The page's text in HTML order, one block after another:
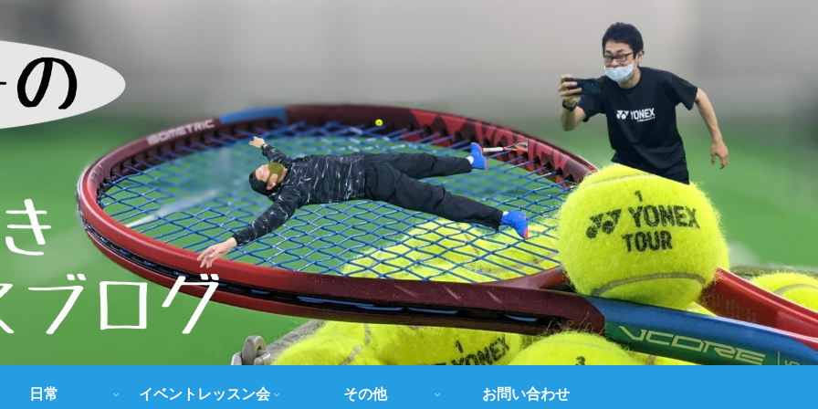
日常 イベントレッスン会 その他 お問い合わせ